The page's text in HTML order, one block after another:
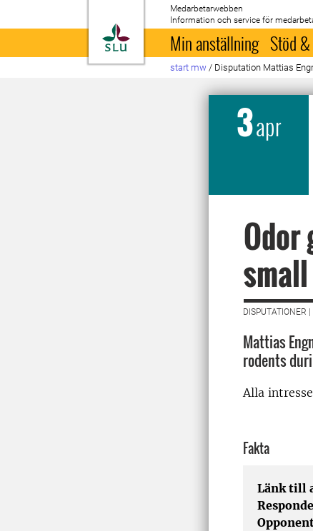
Till startsida
Medarbetarwebben
Information och service för
Min anställning Stöd
start mw / Disputation Mattias
3apr
Odor
DISPUTATIONER |
Mattias
rodents
Alla
Fakta
Länk till